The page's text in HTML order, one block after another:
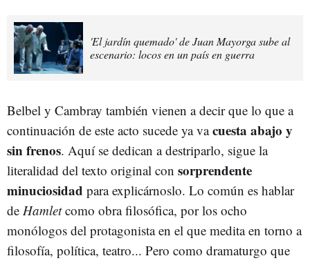
'El jardín quemado' de Juan Mayorga sube al
escenario: locos en un país en guerra
Belbel y Cambray también vienen a decir que lo que a
continuación de este acto sucede ya vacuesta abajo y
sin frenos. Aquí se dedican a destriparlo, sigue la
literalidad del texto original con sorprendente
minuciosidad para explicárnoslo. Lo común es hablar
de Hamletcomo obra filosófica, por los ocho
monólogos del protagonista en el que medita en torno a
filosofía, política, teatro... Pero como dramaturgo que